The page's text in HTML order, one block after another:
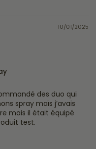
10/01/2025
des duo qui
spray maïs j’avais
mais il était équipé
test.